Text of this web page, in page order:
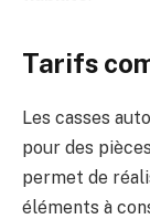
Tarifs
Les casses
pour des
permet de
éléments à